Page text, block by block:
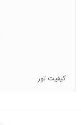
کیفیت تور